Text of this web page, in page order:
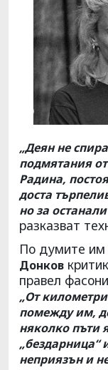
„Деян не
подмятания
Радина,
доста
но за
разказват
По думите им
Донков
правел
„От
помежду им,
няколко пъти
„бездарница“
неприязън и